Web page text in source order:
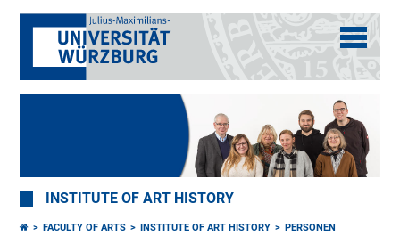
INSTITUTE OF ART HISTORY
FACULTY OF ARTS INSTITUTE OF ART HISTORY
PERSONEN